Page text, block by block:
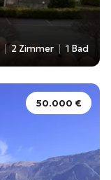
2 Zimmer 1 Bad
50.000 €